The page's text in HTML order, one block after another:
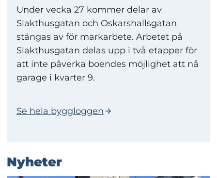
Under vecka 27 kommer delar av
Slakthusgatan och Oskarshallsgatan
stängas av för markarbete. Arbetet på
Slakthusgatan delas upp i två etapper för
att inte påverka boendes möjlighet att nå
garage i kvarter 9.
Se hela byggloggen
Nyheter